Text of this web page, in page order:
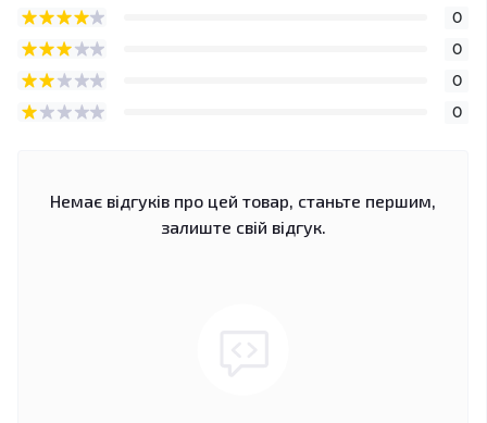
0
0
0
0
Немає відгуків про цей товар, станьте першим,
залиште свій відгук.